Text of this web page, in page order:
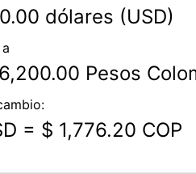
dólares (USD)
Pesos
= $ 1,776.20 COP